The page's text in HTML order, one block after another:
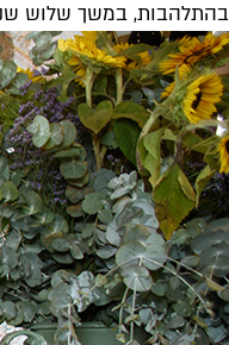
בהתלהבות, במשך שלוש